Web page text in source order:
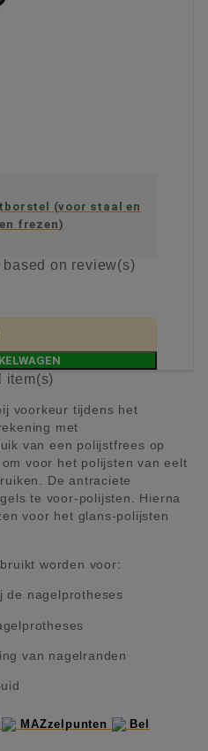
(voor staal en
frezen)
on review(s)
item(s)
voorkeur tijdens het
met
van een polijstfrees op
voor het polijsten van eelt
De antraciete
te voor-polijsten. Hierna
voor het glans-polijsten
worden voor:
de nagelprotheses
van nagelranden
MAZzelpunten
Bel